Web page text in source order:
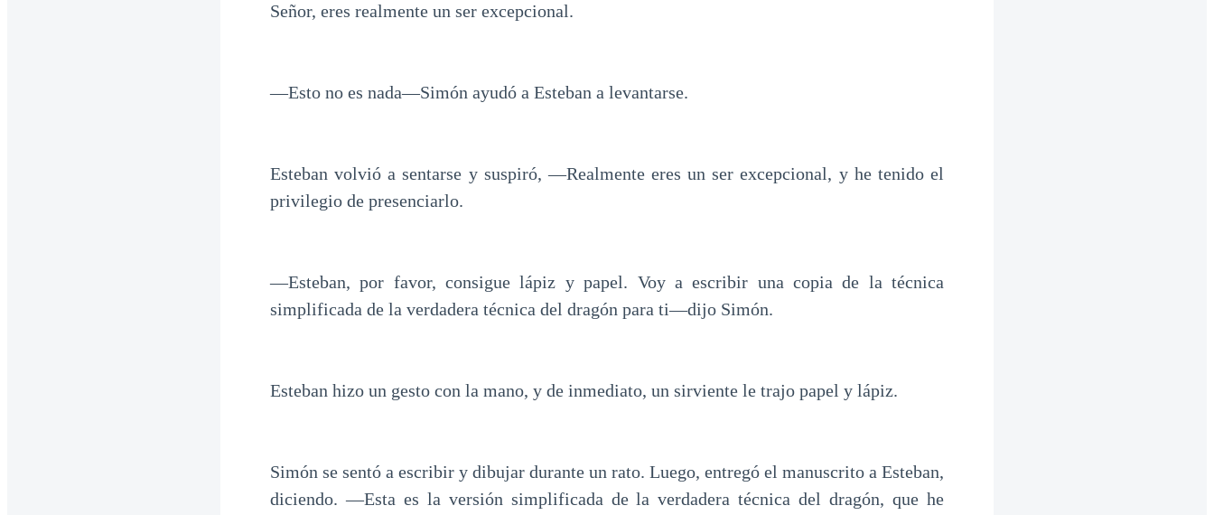
Señor, eres realmente un ser excepcional.
—Esto no es nada—Simón ayudó a Esteban a levantarse.
Esteban volvió a sentarse y suspiró, —Realmente eres un ser excepcional, y he tenido el
privilegio de presenciarlo.
—Esteban, por favor, consigue lápiz y papel. Voy a escribir una copia de la técnica
simplificada de la verdadera técnica del dragón para ti—dijo Simón.
Esteban hizo un gesto con la mano, y de inmediato, un sirviente le trajo papel y lápiz.
Simón se sentó a escribir y dibujar durante un rato. Luego, entregó el manuscrito a Esteban,
diciendo. —Esta es la versión simplificada de la verdadera técnica del dragón, que he